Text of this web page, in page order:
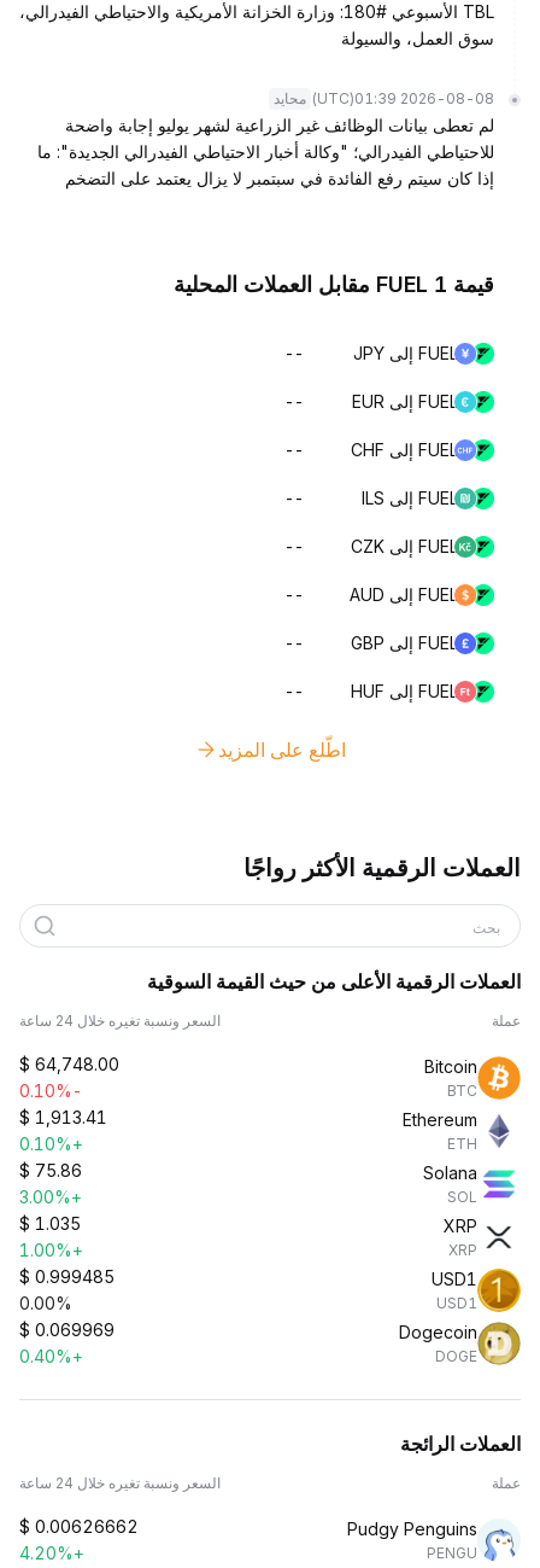
TBL الأسبوعي #180: وزارة الخزانة الأمريكية والاحتياطي الفيدرالي،
سوق العمل، والسيولة
2026-08-08 01:39
(UTC) محايد
لم تعطى بيانات الوظائف غير الزراعية لشهر يوليو إجابة واضحة
للاحتياطي الفيدرالي؛ "وكالة أخبار الاحتياطي الفيدرالي الجديدة": ما
إذا كان سيتم رفع الفائدة في سبتمبر لا يزال يعتمد على التضخم
قيمة 1 FUEL مقابل العملات المحلية
FUEL إلى JPY --
FUEL إلى EUR --
FUEL إلى CHF --
FUEL إلى ILS --
FUEL إلى CZK --
FUEL إلى AUD --
FUEL إلى GBP --
FUEL إلى HUF --
اطّلع على المزيد
العملات الرقمية الأكثر رواجًا
بحث
العملات الرقمية الأعلى من حيث القيمة السوقية
عملة السعر ونسبة تغيره خلال 24 ساعة
Bitcoin
BTC
$ 64,748.00
-0.10%
Ethereum
ETH
$ 1,913.41
+0.10%
Solana
SOL
$ 75.86
+3.00%
XRP
XRP
$ 1.035
+1.00%
USD1
USD1
$ 0.999485
0.00%
Dogecoin
DOGE
$ 0.069969
+0.40%
العملات الرائجة
عملة السعر ونسبة تغيره خلال 24 ساعة
Pudgy Penguins
PENGU
$ 0.00626662
+4.20%